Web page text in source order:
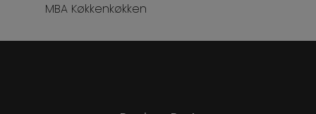
MBA Køkkenkøkken